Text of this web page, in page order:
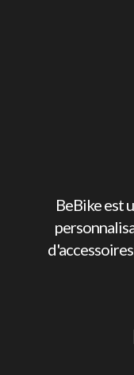
BeBike est